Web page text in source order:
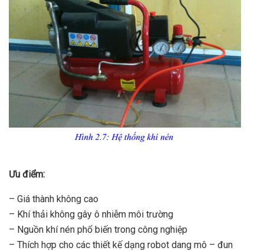
Ưu điểm:
– Giá thành không cao
– Khí thải không gây ô nhiễm môi trường
– Nguồn khí nén phổ biến trong công nghiệp
– Thích hợp cho các thiết kế dạng robot dang mô – đun